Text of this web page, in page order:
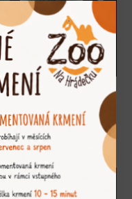
OBJEDNAT